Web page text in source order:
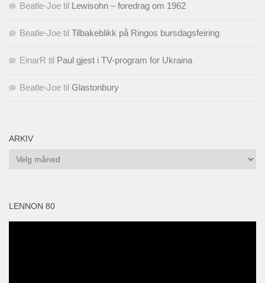
Beatle-Joe til Lewisohn – foredrag om 1962
Beatle-Joe til Tilbakeblikk på Ringos bursdagsfeiring
EinarR til Paul gjest i TV-program for Ukraina
Beatle-Joe til Glastonbury
ARKIV
Arkiv
LENNON 80